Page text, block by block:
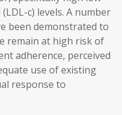
c) levels. A number
been demonstrated to
remain at high risk of
adherence, perceived
use of existing
response to